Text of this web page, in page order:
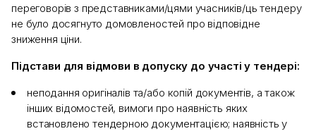
переговорів з представниками/цями учасників/ць тендеру
не було досягнуто домовленостей про відповідне
зниження ціни.
Підстави для відмови в допуску до участі у тендері:
неподання оригіналів та/або копій документів, а також
інших відомостей, вимоги про наявність яких
встановлено тендерною документацією; наявність у